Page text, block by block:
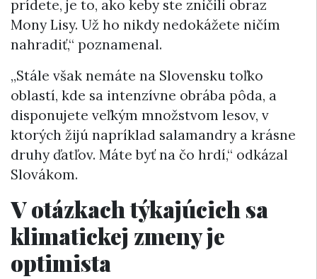
prídete, je to, ako keby ste zničili obraz
Mony Lisy. Už ho nikdy nedokážete ničím
nahradiť,“ poznamenal.
„Stále však nemáte na Slovensku toľko
oblastí, kde sa intenzívne obrába pôda, a
disponujete veľkým množstvom lesov, v
ktorých žijú napríklad salamandry a krásne
druhy ďatľov. Máte byť na čo hrdí,“ odkázal
Slovákom.
V otázkach týkajúcich sa
klimatickej zmeny je
optimista